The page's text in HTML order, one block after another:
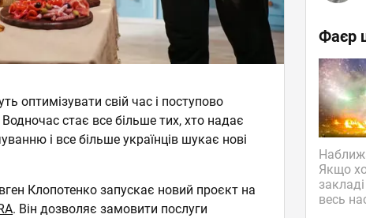
оптимізувати свій час і поступово
стає все більше тих, хто надає
і все більше українців шукає нові
Клопотенко запускає новий проєкт на
. Він дозволяє замовити послуги
Фаєр
Якщо
весь